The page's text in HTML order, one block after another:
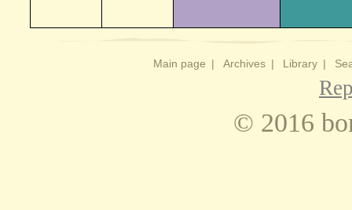
Main page | Archives | Library |
© 2016